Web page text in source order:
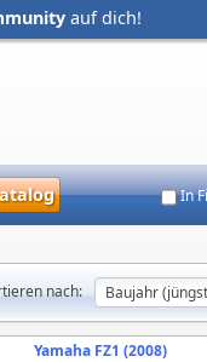
auf dich!
In
nach:
Yamaha FZ1 (2008)